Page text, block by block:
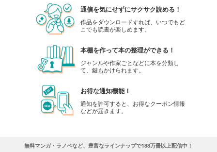
通信を気にせずにサクサク読める！
作品をダウンロードすれば、いつでもど
こでも読書が楽しめます。
本棚を作って本の整理ができる！
ジャンルや作家ごとなどに本を分類し
て、鍵もかけられます。
お得な通知機能！
通知を許可すると、お得なクーポン情報
などが届きます。
無料マンガ・ラノベなど、豊富なラインナップで188万冊以上配信中！